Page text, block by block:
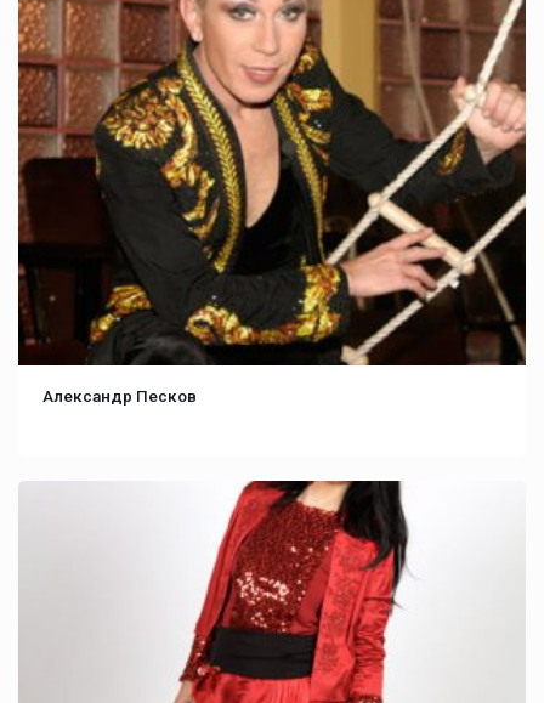
Александр Песков